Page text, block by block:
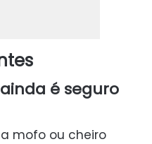
é seguro
mofo ou cheiro